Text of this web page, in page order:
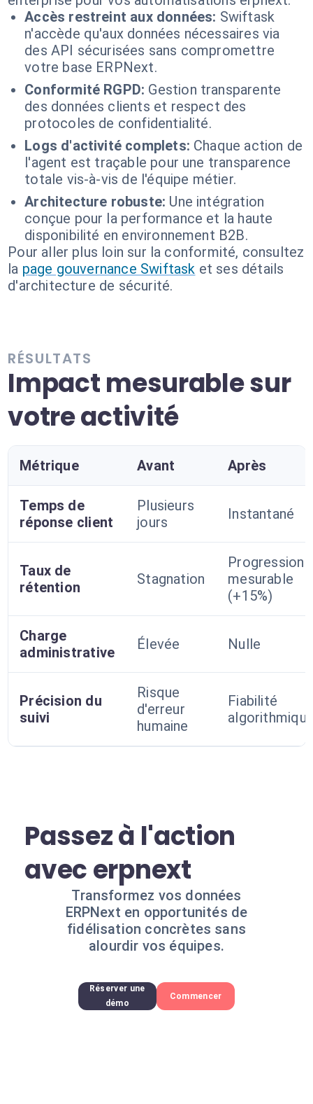
Accès restreint aux données: Swiftask
n'accède qu'aux données nécessaires via
des API sécurisées sans compromettre
votre base ERPNext.
Conformité RGPD: Gestion transparente
des données clients et respect des
protocoles de confidentialité.
Logs d'activité complets: Chaque action de
l'agent est traçable pour une transparence
totale vis-à-vis de l'équipe métier.
Architecture robuste: Une intégration
conçue pour la performance et la haute
disponibilité en environnement B2B.
Pour aller plus loin sur la conformité, consultez
la page gouvernance Swiftask et ses détails
d'architecture de sécurité.
RÉSULTATS
Impact mesurable sur
votre activité
Métrique Avant Après
Temps de
réponse client
Plusieurs
jours
Instantané
Taux de
rétention
Stagnation
Progression
mesurable
(+15%)
Charge
administrative
Élevée Nulle
Précision du
suivi
Risque
d'erreur
humaine
Fiabilité
Passez à l'action
avec erpnext
Transformez vos données
ERPNext en opportunités de
fidélisation concrètes sans
alourdir vos équipes.
Réserver une
démo
Commencer